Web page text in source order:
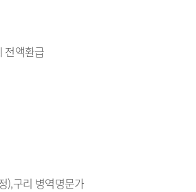
전액환급
),구리 병역명문가